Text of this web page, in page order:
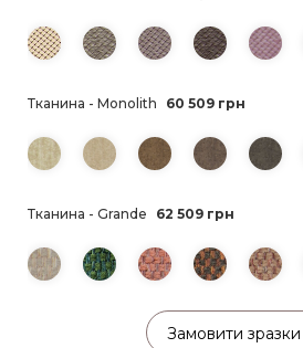
Тканина - Monolith 60 509 грн
Тканина - Grande 62 509 грн
Замовити зразки